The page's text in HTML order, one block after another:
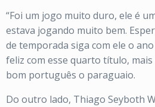
“Foi um jogo muito duro, ele é
estava jogando muito bem.
de temporada siga com ele o
feliz com esse quarto título,
bom português o paraguaio.
Do outro lado, Thiago Seyboth